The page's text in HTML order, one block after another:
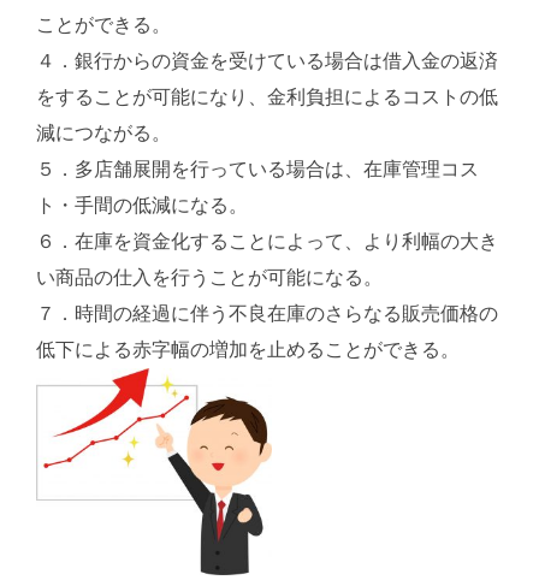
ことができる。
４．銀行からの資金を受けている場合は借入金の返済
をすることが可能になり、金利負担によるコストの低
減につながる。
５．多店舗展開を行っている場合は、在庫管理コス
ト・手間の低減になる。
６．在庫を資金化することによって、より利幅の大き
い商品の仕入を行うことが可能になる。
７．時間の経過に伴う不良在庫のさらなる販売価格の
低下による赤字幅の増加を止めることができる。